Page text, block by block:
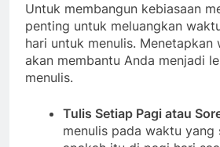
Untuk membangun kebiasaan
penting untuk meluangkan
hari untuk menulis.
akan membantu Anda menjadi
menulis.
Tulis Setiap Pagi atau
menulis pada waktu yang